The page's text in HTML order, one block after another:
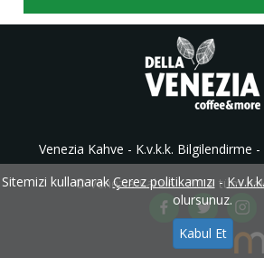
Venezia Kahve - K.v.k.k. Bilgilendirme -
© Venezia Kahve - 2018 tüm
Sitemizi kullanarakÇerez politikamızı -
olursunuz.
Kabul Et